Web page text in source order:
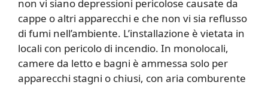
non vi siano depressioni pericolose causate da
cappe o altri apparecchi e che non vi sia reflusso
di fumi nell’ambiente. L’installazione è vietata in
locali con pericolo di incendio. In monolocali,
camere da letto e bagni è ammessa solo per
apparecchi stagni o chiusi, con aria comburente